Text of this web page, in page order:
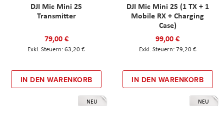
DJI Mic Mini 2S
Transmitter
79,00 €
63,20 €
IN DEN WARENKORB
DJI Mic Mini 2S (1 TX + 1
Mobile RX + Charging
Case)
99,00 €
79,20 €
IN DEN WARENKORB
NEU NEU